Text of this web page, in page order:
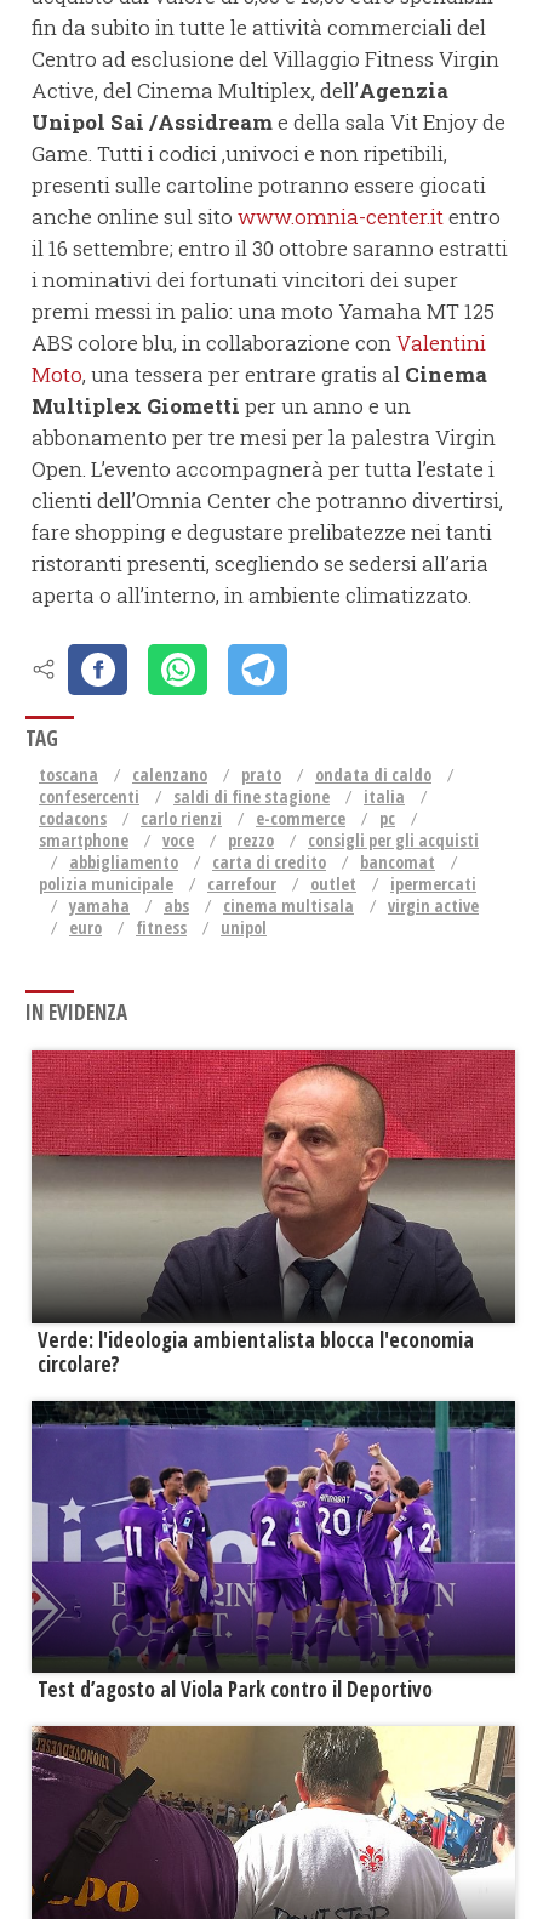
fin da subito in tutte le attività commerciali del
Centro ad esclusione del Villaggio Fitness Virgin
Active, del Cinema Multiplex, dell’Agenzia
Unipol Sai /Assidreame della sala Vit Enjoy de
Game. Tutti i codici ,univoci e non ripetibili,
presenti sulle cartoline potranno essere giocati
anche online sul sito www.omnia-center.itentro
il 16 settembre; entro il 30 ottobre saranno estratti
i nominativi dei fortunati vincitori dei super
premi messi in palio: una moto Yamaha MT 125
ABS colore blu, in collaborazione conValentini
Moto, una tessera per entrare gratis al Cinema
Multiplex Giometti per un anno e un
abbonamento per tre mesi per la palestra Virgin
Open. L’evento accompagnerà per tutta l’estate i
clienti dell’Omnia Center che potranno divertirsi,
fare shopping e degustare prelibatezze nei tanti
ristoranti presenti, scegliendo se sedersi all’aria
aperta o all’interno, in ambiente climatizzato.
TAG
toscana calenzano prato
ondata di caldo
confesercenti
saldi di fine stagione
italia
codacons
carlo rienzi e-commerce
pc
smartphone
voce prezzo
consigli per gli acquisti
abbigliamento
carta di credito
bancomat
polizia municipale
carrefour outlet
ipermercati
yamaha
abs cinema multisala
virgin active
euro
fitness unipol
IN EVIDENZA
Verde: l'ideologia ambientalista blocca l'economia
circolare?
Test d’agosto al Viola Park contro il Deportivo